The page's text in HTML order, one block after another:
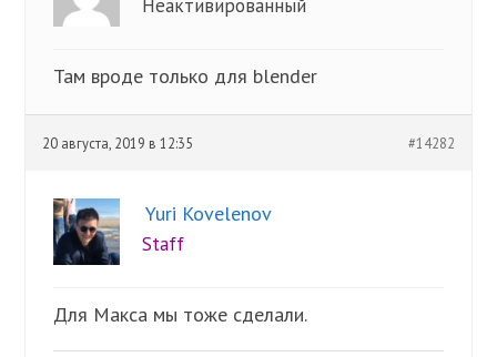
Неактивированный
Там вроде только для blender
20 августа, 2019 в 12:35 #14282
Yuri Kovelenov
Staff
Для Макса мы тоже сделали.